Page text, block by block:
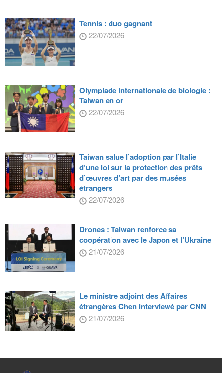
Tennis : duo gagnant
22/07/2026
Olympiade internationale de biologie :
Taiwan en or
22/07/2026
Taiwan salue l’adoption par l’Italie
d’une loi sur la protection des prêts
d’œuvres d’art par des musées
étrangers
22/07/2026
Drones : Taiwan renforce sa
coopération avec le Japon et l’Ukraine
21/07/2026
Le ministre adjoint des Affaires
étrangères Chen interviewé par CNN
21/07/2026